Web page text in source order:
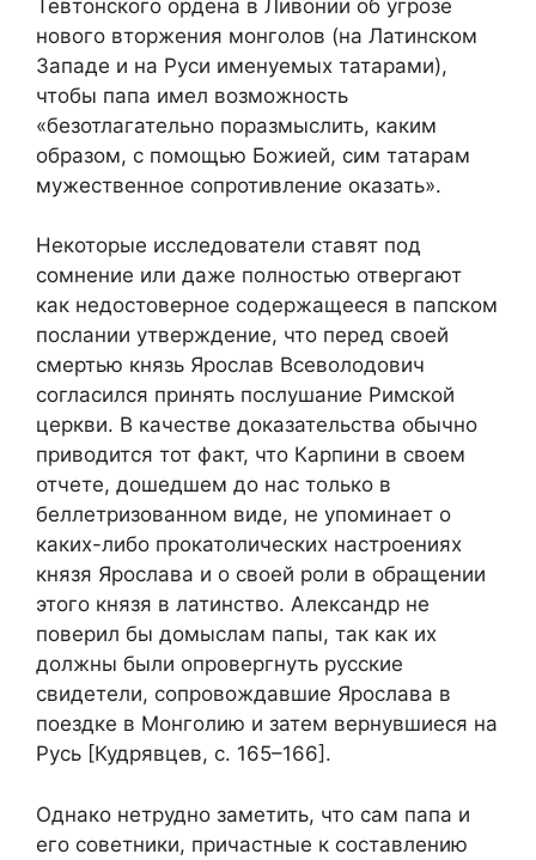
Тевтонского ордена в Ливонии об угрозе
нового вторжения монголов (на Латинском
Западе и на Руси именуемых татарами),
чтобы папа имел возможность
«безотлагательно поразмыслить, каким
образом, с помощью Божией, сим татарам
мужественное сопротивление оказать».
Некоторые исследователи ставят под
сомнение или даже полностью отвергают
как недостоверное содержащееся в папском
послании утверждение, что перед своей
смертью князь Ярослав Всеволодович
согласился принять послушание Римской
церкви. В качестве доказательства обычно
приводится тот факт, что Карпини в своем
отчете, дошедшем до нас только в
беллетризованном виде, не упоминает о
каких-либо прокатолических настроениях
князя Ярослава и о своей роли в обращении
этого князя в латинство. Александр не
поверил бы домыслам папы, так как их
должны были опровергнуть русские
свидетели, сопровождавшие Ярослава в
поездке в Монголию и затем вернувшиеся на
Русь [Кудрявцев, с. 165–166].
Однако нетрудно заметить, что сам папа и
его советники, причастные к составлению